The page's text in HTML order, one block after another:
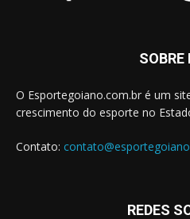
SOBRE
O Esportegoiano.com.br é um
crescimento do esporte no
Contato:
REDES